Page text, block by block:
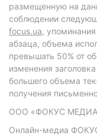
размещенную на
соблюдении
focus.ua,
абзаца, объема
превышать 50% от
изменения
большего объема
получения
ООО «ФОКУС
Онлайн-медиа